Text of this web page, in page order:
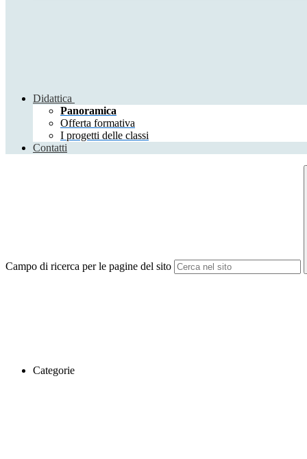
Didattica
Panoramica
Offerta formativa
I progetti delle classi
Contatti
Campo di ricerca per le pagine del sito
Categorie